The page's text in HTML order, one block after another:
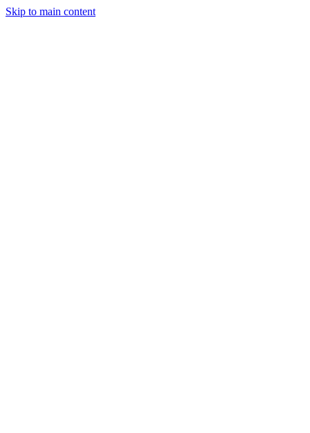
Skip to main content